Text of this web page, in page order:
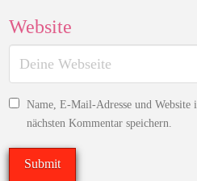
Website
Name, E-Mail-Adresse und Website
nächsten Kommentar speichern.